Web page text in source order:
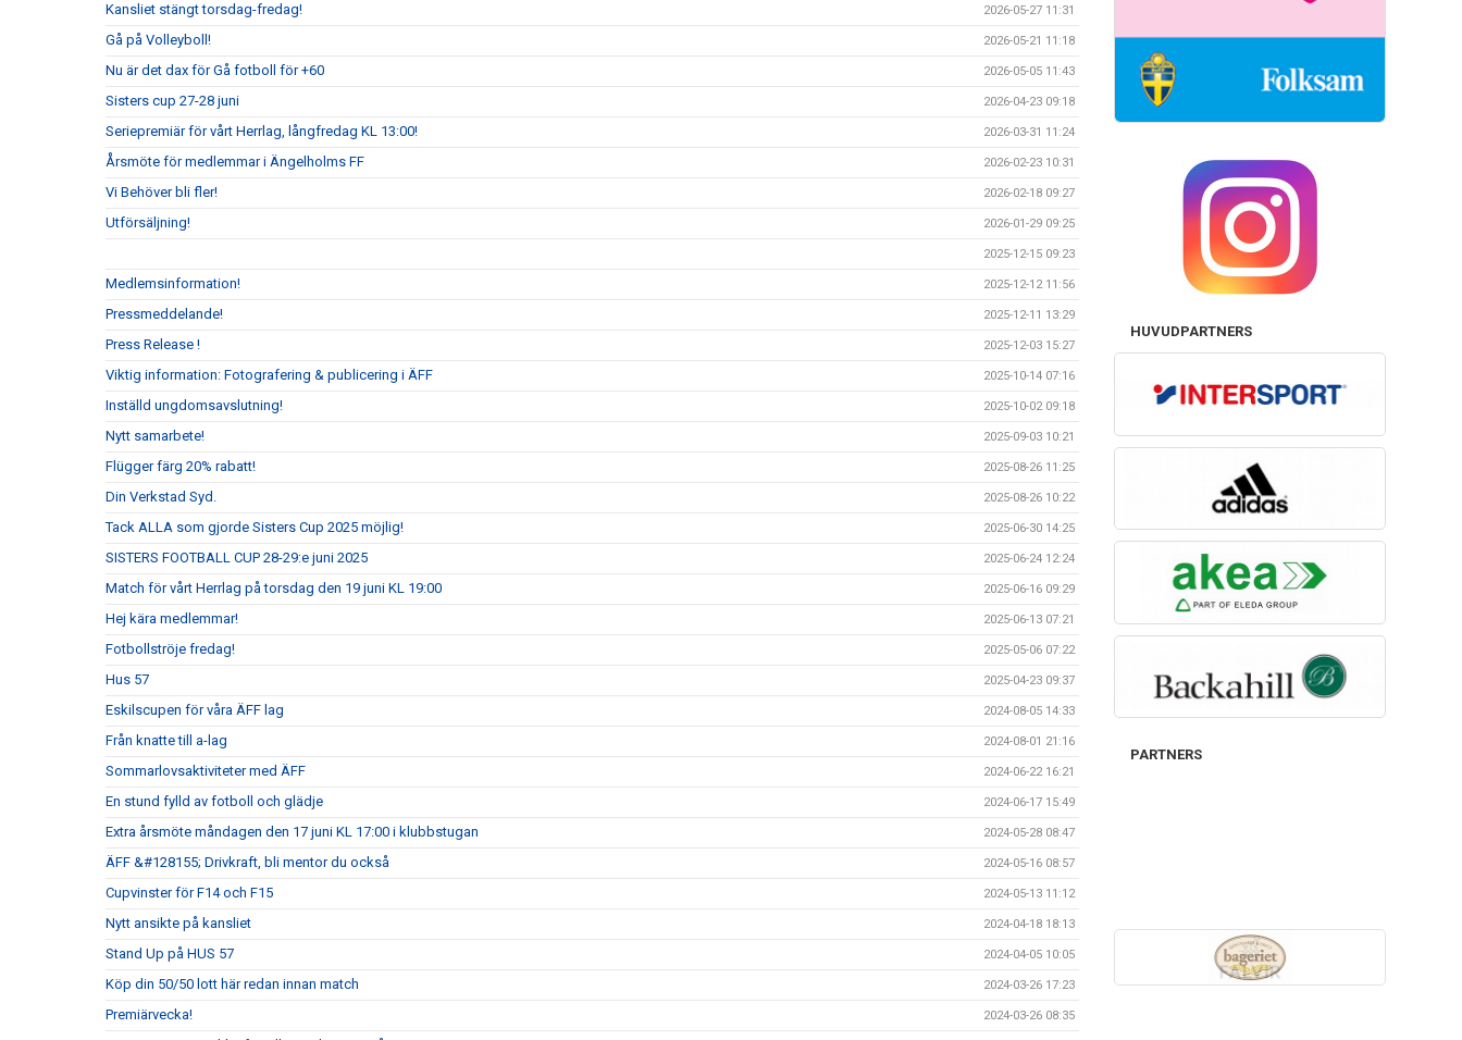
Kansliet stängt torsdag-fredag! 2026-05-27 11:31
Gå på Volleyboll! 2026-05-21 11:18
Nu är det dax för Gå fotboll för +60 2026-05-05 11:43
Sisters cup 27-28 juni 2026-04-23 09:18
Seriepremiär för vårt Herrlag, långfredag KL 13:00! 2026-03-31 11:24
Årsmöte för medlemmar i Ängelholms FF 2026-02-23 10:31
Vi Behöver bli fler! 2026-02-18 09:27
Utförsäljning! 2026-01-29 09:25
2025-12-15 09:23
Medlemsinformation! 2025-12-12 11:56
Pressmeddelande! 2025-12-11 13:29
Press Release ! 2025-12-03 15:27
Viktig information: Fotografering & publicering i ÄFF 2025-10-14 07:16
Inställd ungdomsavslutning! 2025-10-02 09:18
Nytt samarbete! 2025-09-03 10:21
Flügger färg 20% rabatt! 2025-08-26 11:25
Din Verkstad Syd. 2025-08-26 10:22
Tack ALLA som gjorde Sisters Cup 2025 möjlig! 2025-06-30 14:25
SISTERS FOOTBALL CUP 28-29:e juni 2025 2025-06-24 12:24
Match för vårt Herrlag på torsdag den 19 juni KL 19:00 2025-06-16 09:29
Hej kära medlemmar! 2025-06-13 07:21
Fotbollströje fredag! 2025-05-06 07:22
Hus 57 2025-04-23 09:37
Eskilscupen för våra ÄFF lag 2024-08-05 14:33
Från knatte till a-lag 2024-08-01 21:16
Sommarlovsaktiviteter med ÄFF 2024-06-22 16:21
En stund fylld av fotboll och glädje 2024-06-17 15:49
Extra årsmöte måndagen den 17 juni KL 17:00 i klubbstugan 2024-05-28 08:47
ÄFF &#128155; Drivkraft, bli mentor du också 2024-05-16 08:57
Cupvinster för F14 och F15 2024-05-13 11:12
Nytt ansikte på kansliet 2024-04-18 18:13
Stand Up på HUS 57 2024-04-05 10:05
Köp din 50/50 lott här redan innan match 2024-03-26 17:23
Premiärvecka! 2024-03-26 08:35
HUVUDPARTNERS
PARTNERS